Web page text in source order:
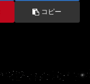
コピー